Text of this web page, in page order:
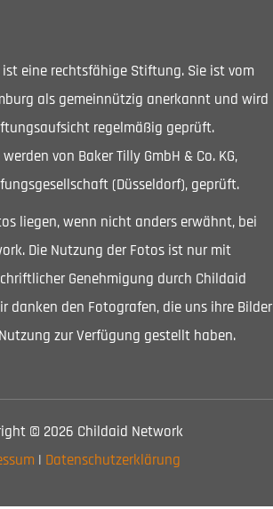
ist eine rechtsfähige Stiftung. Sie ist vom
als gemeinnützig anerkannt und wird
regelmäßig geprüft.
von Baker Tilly GmbH & Co. KG,
(Düsseldorf), geprüft.
liegen, wenn nicht anders erwähnt, bei
Die Nutzung der Fotos ist nur mit
Genehmigung durch Childaid
danken den Fotografen, die uns ihre Bilder
zur Verfügung gestellt haben.
© 2026 Childaid Network
| Datenschutzerklärung